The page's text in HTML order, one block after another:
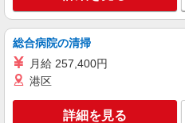
江木駅近く＊
無資格・未経
時給1500
前橋市江木
キープ
総合病院の清掃
月給 257,400円
港区
詳細を見る